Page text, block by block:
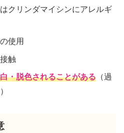
クリンダマイシンにアレルギ
使用
触
・脱色されることがある （過